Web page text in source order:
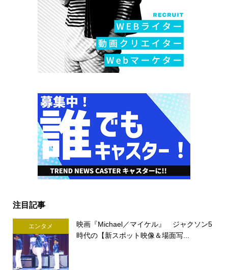
注目記事
エンタメ
映画『Michael／マイケル』 ジャクソン5
時代の【新スポット映像＆場面写...